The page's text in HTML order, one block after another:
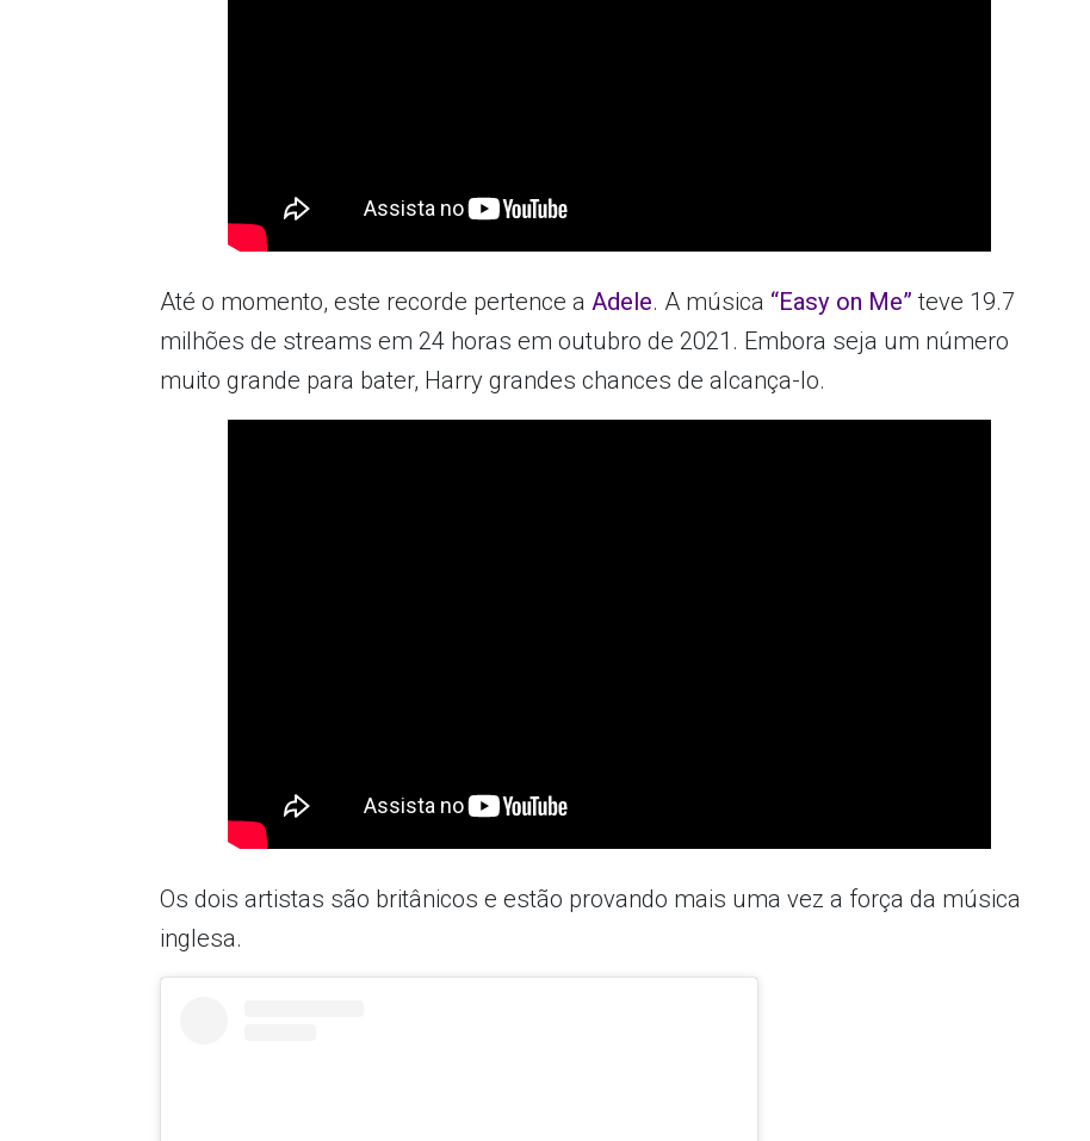
Até o momento, este recorde pertence aAdele. A música “Easy on Me” teve 19.7
milhões de streams em 24 horas em outubro de 2021. Embora seja um número
muito grande para bater, Harry grandes chances de alcança-lo.
Os dois artistas são britânicos e estão provando mais uma vez a força da música
inglesa.